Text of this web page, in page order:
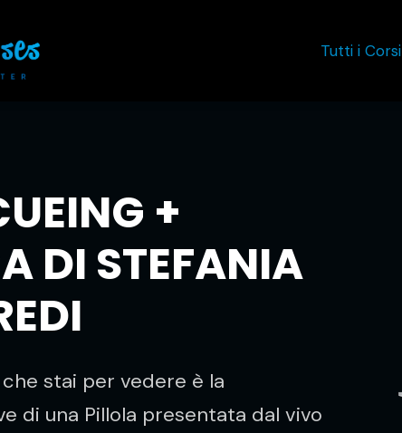
Tutti i Corsi
+
DI STEFANIA
stai per vedere è la
di una Pillola presentata dal vivo